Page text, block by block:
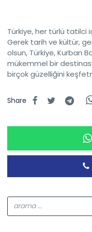
Türkiye, her türlü tatilci
Gerek tarih ve kültür,
olsun, Türkiye, Kurban
mükemmel bir
birçok güzelliğini
Share